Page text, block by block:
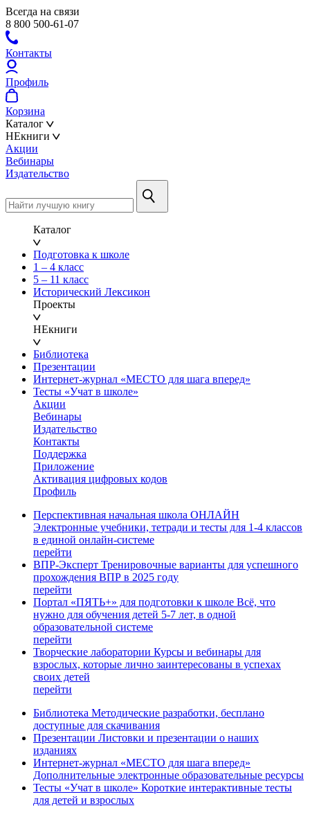
Всегда на связи
8 800 500-61-07
Контакты
Профиль
Корзина
Каталог
НЕкниги
Акции
Вебинары
Издательство
Каталог
Подготовка к школе
1 – 4 класс
5 – 11 класс
Исторический Лексикон
Проекты
НЕкниги
Библиотека
Презентации
Интернет-журнал «МЕСТО для шага вперед»
Тесты «Учат в школе»
Акции
Вебинары
Издательство
Контакты
Поддержка
Приложение
Активация цифровых кодов
Профиль
Перспективная начальная школа ОНЛАЙН
Электронные учебники, тетради и тесты для 1-4 классов
в единой онлайн-системе
перейти
ВПР-Эксперт Тренировочные варианты для успешного
прохождения ВПР в 2025 году
перейти
Портал «ПЯТЬ+» для подготовки к школе Всё, что
нужно для обучения детей 5-7 лет, в одной
образовательной системе
перейти
Творческие лаборатории Курсы и вебинары для
взрослых, которые лично заинтересованы в успехах
своих детей
перейти
Библиотека Методические разработки, бесплано
доступные для скачивания
Презентации Листовки и презентации о наших
изданиях
Интернет-журнал «МЕСТО для шага вперед»
Дополнительные электронные образовательные ресурсы
Тесты «Учат в школе» Короткие интерактивные тесты
для детей и взрослых